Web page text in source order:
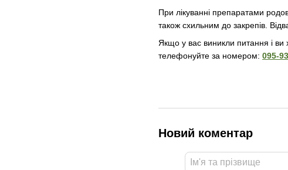
При лікуванні препаратами
також схильним до закрепів.
Якщо у вас виникли питання і ви
телефонуйте за номером: 095-
Новий коментар